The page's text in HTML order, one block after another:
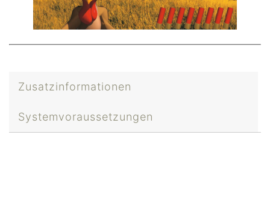
Zusatzinformationen
Systemvoraussetzungen